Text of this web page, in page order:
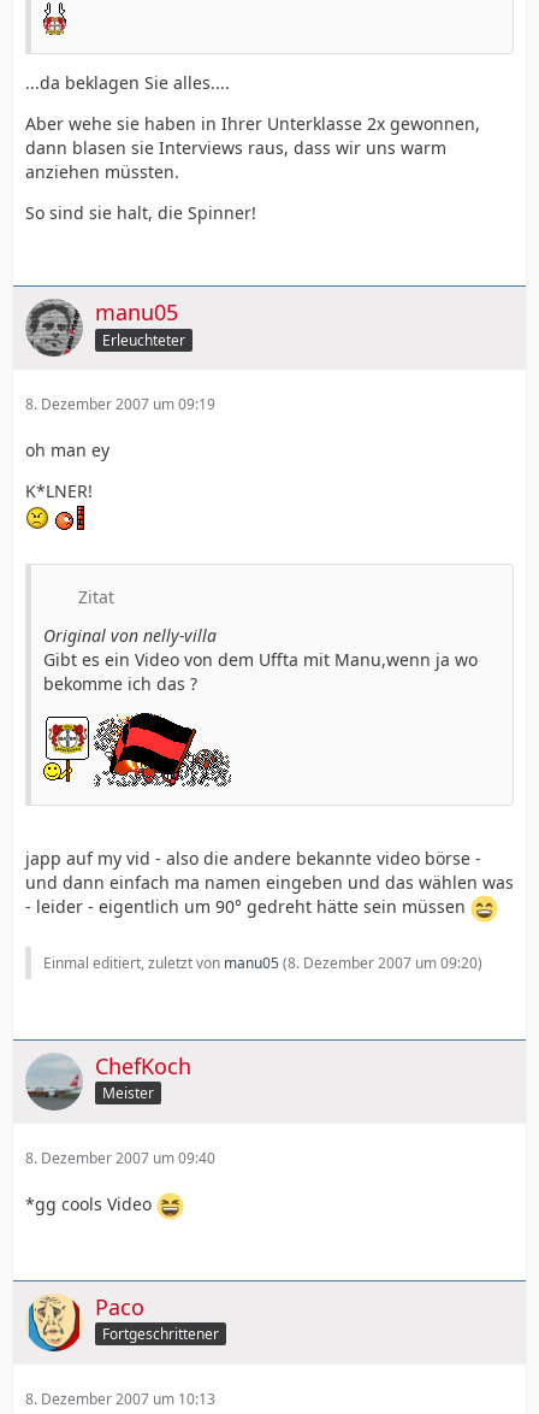
...da beklagen Sie alles....
Aber wehe sie haben in Ihrer Unterklasse 2x gewonnen,
dann blasen sie Interviews raus, dass wir uns warm
anziehen müssten.
So sind sie halt, die Spinner!
manu05
Erleuchteter
8. Dezember 2007 um 09:19
oh man ey
K*LNER!
Zitat
Original von nelly-villa
Gibt es ein Video von dem Uffta mit Manu,wenn ja wo
bekomme ich das ?
japp auf my vid - also die andere bekannte video börse -
und dann einfach ma namen eingeben und das wählen was
- leider - eigentlich um 90° gedreht hätte sein müssen
Einmal editiert, zuletzt von manu05(8. Dezember 2007 um 09:20)
ChefKoch
Meister
8. Dezember 2007 um 09:40
*gg cools Video
Paco
Fortgeschrittener
8. Dezember 2007 um 10:13